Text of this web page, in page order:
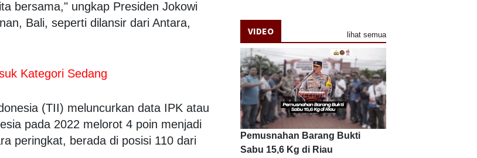
bersama," ungkap Presiden Jokowi
Bali, seperti dilansir dari Antara,
Kategori Sedang
(TII) meluncurkan data IPK atau
pada 2022 melorot 4 poin menjadi
peringkat, berada di posisi 110 dari
VIDEO lihat semua
Pemusnahan Barang Bukti
Sabu 15,6 Kg di Riau